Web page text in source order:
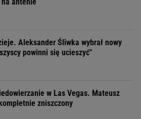
antenie
Aleksander Śliwka wybrał nowy
powinni się ucieszyć"
w Las Vegas. Mateusz
zniszczony